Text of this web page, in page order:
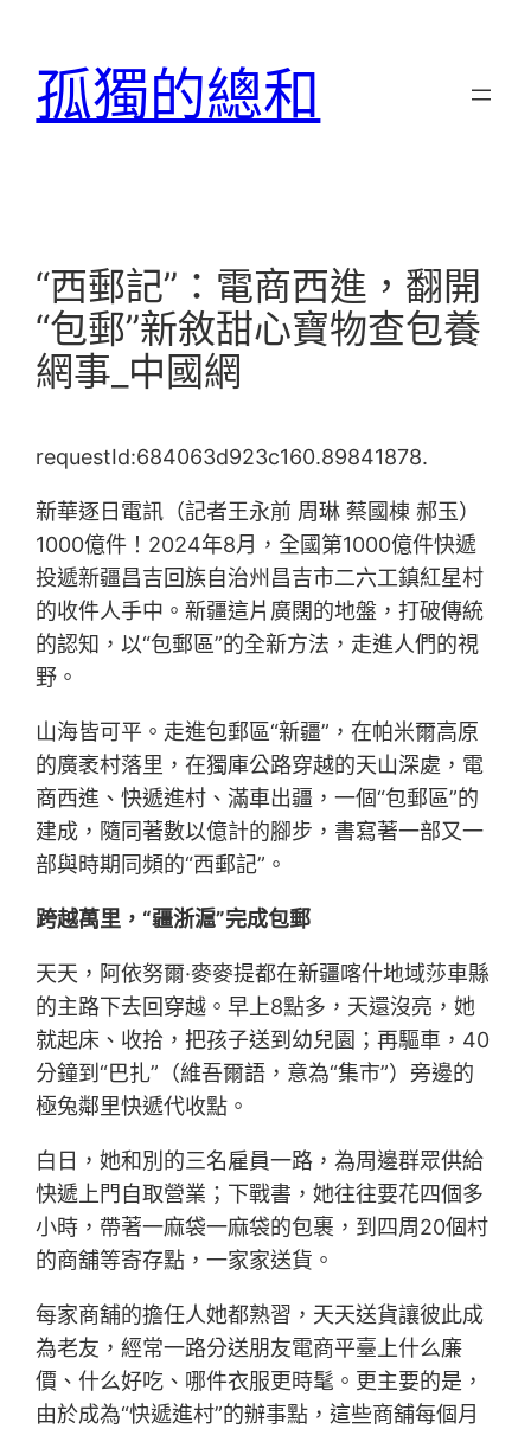
孤獨的總和
“西郵記”：電商西進，翻開
“包郵”新敘甜心寶物查包養
網事_中國網
requestId:684063d923c160.89841878.
新華逐日電訊（記者王永前 周琳 蔡國棟 郝玉）
1000億件！2024年8月，全國第1000億件快遞
投遞新疆昌吉回族自治州昌吉市二六工鎮紅星村
的收件人手中。新疆這片廣闊的地盤，打破傳統
的認知，以“包郵區”的全新方法，走進人們的視
野。
山海皆可平。走進包郵區“新疆”，在帕米爾高原
的廣袤村落里，在獨庫公路穿越的天山深處，電
商西進、快遞進村、滿車出疆，一個“包郵區”的
建成，隨同著數以億計的腳步，書寫著一部又一
部與時期同頻的“西郵記”。
跨越萬里，“疆浙滬”完成包郵
天天，阿依努爾·麥麥提都在新疆喀什地域莎車縣
的主路下去回穿越。早上8點多，天還沒亮，她
就起床、收拾，把孩子送到幼兒園；再驅車，40
分鐘到“巴扎”（維吾爾語，意為“集市”）旁邊的
極兔鄰里快遞代收點。
白日，她和別的三名雇員一路，為周邊群眾供給
快遞上門自取營業；下戰書，她往往要花四個多
小時，帶著一麻袋一麻袋的包裹，到四周20個村
的商舖等寄存點，一家家送貨。
每家商舖的擔任人她都熟習，天天送貨讓彼此成
為老友，經常一路分送朋友電商平臺上什么廉
價、什么好吃、哪件衣服更時髦。更主要的是，
由於成為“快遞進村”的辦事點，這些商舖每個月